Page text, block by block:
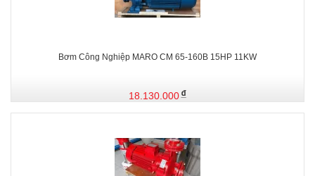
Bơm Công Nghiệp MARO CM 65-160B 15HP 11KW
18.130.000